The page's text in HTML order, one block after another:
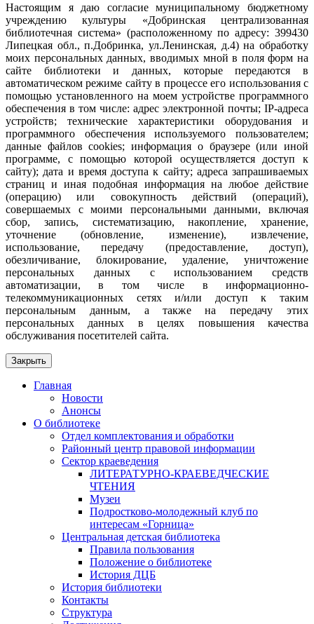
Настоящим я даю согласие муниципальному бюджетному
учреждению культуры «Добринская централизованная
библиотечная система» (расположенному по адресу: 399430
Липецкая обл., п.Добринка, ул.Ленинская, д.4) на обработку
моих персональных данных, вводимых мной в поля форм на
сайте библиотеки и данных, которые передаются в
автоматическом режиме сайту в процессе его использования с
помощью установленного на моем устройстве программного
обеспечения в том числе: адрес электронной почты; IP-адреса
устройств; технические характеристики оборудования и
программного обеспечения используемого пользователем;
данные файлов cookies; информация о браузере (или иной
программе, с помощью которой осуществляется доступ к
сайту); дата и время доступа к сайту; адреса запрашиваемых
страниц и иная подобная информация на любое действие
(операцию) или совокупность действий (операций),
совершаемых с моими персональными данными, включая
сбор, запись, систематизацию, накопление, хранение,
уточнение (обновление, изменение), извлечение,
использование, передачу (предоставление, доступ),
обезличивание, блокирование, удаление, уничтожение
персональных данных с использованием средств
автоматизации, в том числе в информационно-
телекоммуникационных сетях и/или доступ к таким
персональным данным, а также на передачу этих
персональных данных в целях повышения качества
обслуживания посетителей сайта.
Закрыть
Главная
Новости
Анонсы
О библиотеке
Отдел комплектования и обработки
Районный центр правовой информации
Сектор краеведения
ЛИТЕРАТУРНО-КРАЕВЕДЧЕСКИЕ
ЧТЕНИЯ
Музеи
Подростково-молодежный клуб по
интересам «Горница»
Центральная детская библиотека
Правила пользования
Положение о библиотеке
История ДЦБ
История библиотеки
Контакты
Структура